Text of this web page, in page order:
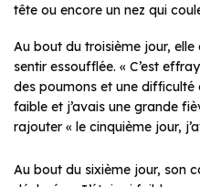
tête ou encore un nez qui
Au bout du troisième jour,
sentir essoufflée. « C’est
des poumons et une difficulté
faible et j’avais une grande
rajouter « le cinquième jour,
Au bout du sixième jour, son